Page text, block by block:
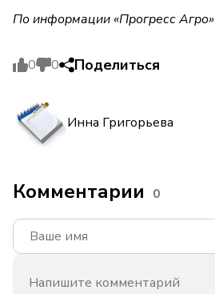
По информации «Прогресс Агро»
0 0 Поделиться
Инна Григорьева
Комментарии 0